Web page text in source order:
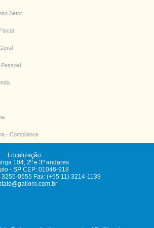
Setor
- Compliance
Localização
104, 2º e 3º andares
-SP CEP: 01046-918
0555 Fax: (+55 11) 3214-1139